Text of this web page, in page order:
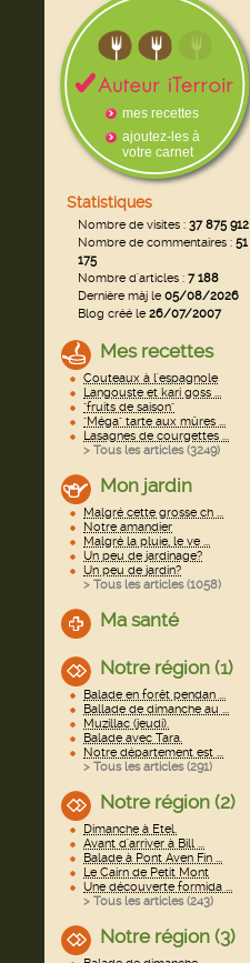
mes recettes
ajoutez-les à
votre carnet
Statistiques
Nombre de visites : 37 875 912
Nombre de commentaires : 51
175
Nombre d'articles : 7 188
Dernière màj le05/08/2026
Blog créé le26/07/2007
Mes recettes
Couteaux à l'espagnole
Langouste et kari goss ...
"fruits de saison"
"Méga" tarte aux mûres ...
Lasagnes de courgettes ...
> Tous les articles (3249)
Mon jardin
Malgré cette grosse ch ...
Notre amandier
Malgré la pluie, le ve ...
Un peu de jardinage?
Un peu de jardin?
> Tous les articles (1058)
Ma santé
Notre région (1)
Balade en forêt pendan ...
Ballade de dimanche au ...
Muzillac (jeudi).
Balade avec Tara.
Notre département est ...
> Tous les articles (291)
Notre région (2)
Dimanche à Etel.
Avant d'arriver à Bill ...
Balade à Pont Aven Fin ...
Le Cairn de Petit Mont
Une découverte formida ...
> Tous les articles (243)
Notre région (3)